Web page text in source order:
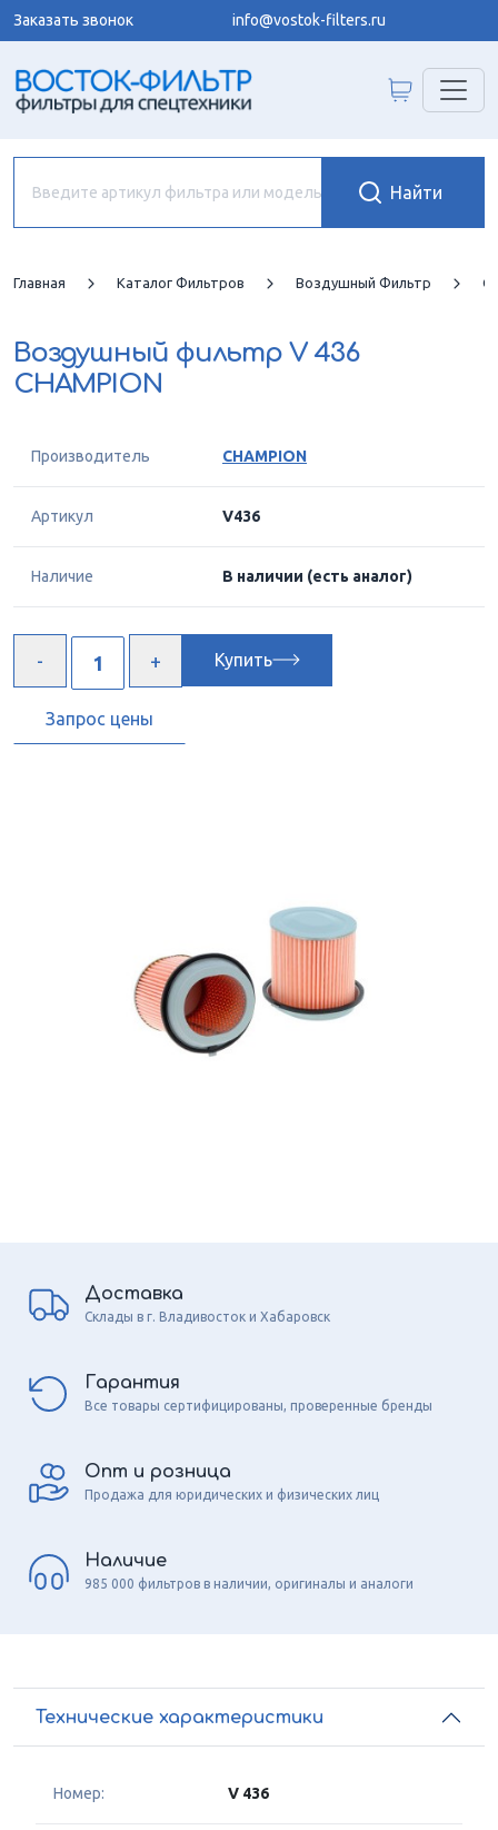
Заказать звонок info@vostok-filters.ru
Главная Каталог Фильтров Воздушный Фильтр
Воздушный фильтр V 436
CHAMPION
Производитель CHAMPION
Артикул V436
Наличие В наличии (есть аналог)
Купить
Запрос цены
Доставка
Склады в г. Владивосток и Хабаровск
Гарантия
Все товары сертифицированы, проверенные бренды
Опт и розница
Продажа для юридических и физических лиц
Наличие
985 000 фильтров в наличии, оригиналы и аналоги
Технические характеристики
Номер: V 436